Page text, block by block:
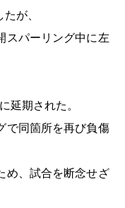
が、
スパーリング中に左
延期された。
で同箇所を再び負傷
め、試合を断念せざ